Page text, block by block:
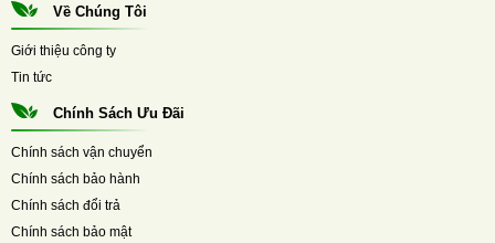
Về Chúng Tôi
Giới thiệu công ty
Tin tức
Chính Sách Ưu Đãi
Chính sách vận chuyển
Chính sách bảo hành
Chính sách đổi trả
Chính sách bảo mật